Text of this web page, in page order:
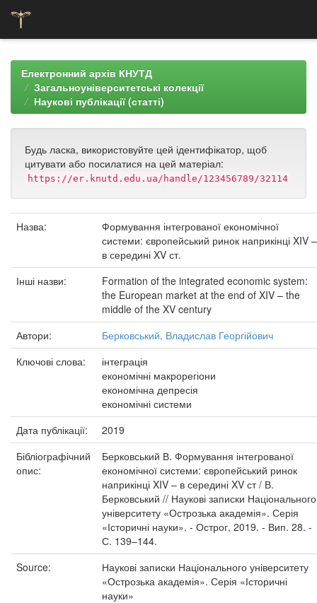
navigationЕлектронний архів КНУТД
Загальноуніверситетські колекції
Наукові публікації (статті)
Будь ласка, використовуйте цей ідентифікатор, щоб
цитувати або посилатися на цей матеріал:
https://er.knutd.edu.ua/handle/123456789/32114
Назва:
Формування інтегрованої економічної
системи: європейський ринок наприкінці XIV –
в середині XV ст.
Інші назви:
Formation of the integrated economic system:
the European market at the end of XIV – the
middle of the XV century
Автори:
Берковський, Владислав Георгійович
Ключові слова:
інтеграція
економічні макрорегіони
економічна депресія
економічні системи
Дата публікації:
2019
Бібліографічний
опис:
Берковський В. Формування інтегрованої
економічної системи: європейський ринок
наприкінці XIV – в середині XV ст / В.
Берковський // Наукові записки Національного
університету «Острозька академія». Серія
«Історичні науки». - Острог, 2019. - Вип. 28. -
С. 139–144.
Source:
Наукові записки Національного університету
«Острозька академія». Серія «Історичні
науки»